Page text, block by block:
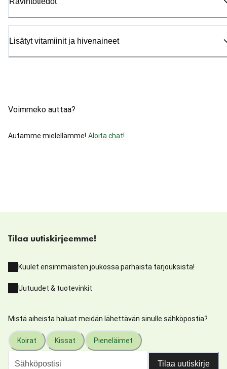
Lisätyt vitamiinit ja hivenaineet
Voimmeko auttaa?
Autamme mielellämme! Aloita chat!
Tilaa uutiskirjeemme!
Kuulet ensimmäisten joukossa parhaista tarjouksista!
Uutuudet & tuotevinkit
Mistä aiheista haluat meidän lähettävän sinulle sähköpostia?
Koirat Kissat Pieneläimet
Tilaa uutiskirje